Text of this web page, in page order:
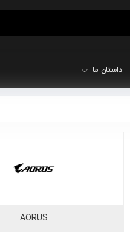
داستان ما
AORUS